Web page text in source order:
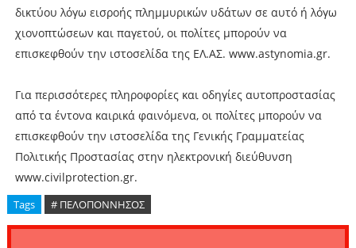
δικτύου λόγω εισροής πλημμυρικών υδάτων σε αυτό ή λόγω
χιονοπτώσεων και παγετού, οι πολίτες μπορούν να
επισκεφθούν την ιστοσελίδα της ΕΛ.ΑΣ. www.astynomia.gr.
Για περισσότερες πληροφορίες και οδηγίες αυτοπροστασίας
από τα έντονα καιρικά φαινόμενα, οι πολίτες μπορούν να
επισκεφθούν την ιστοσελίδα της Γενικής Γραμματείας
Πολιτικής Προστασίας στην ηλεκτρονική διεύθυνση
www.civilprotection.gr.
Tags # ΠΕΛΟΠΟΝΝΗΣΟΣ